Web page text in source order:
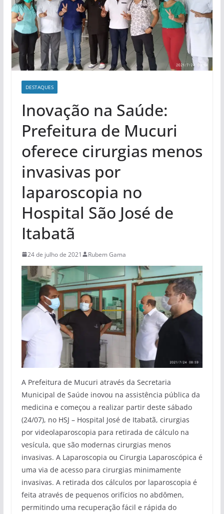
DESTAQUES
Inovação na Saúde:
Prefeitura de Mucuri
oferece cirurgias menos
invasivas por
laparoscopia no
Hospital São José de
Itabatã
24 de julho de 2021 Rubem Gama
A Prefeitura de Mucuri através da Secretaria
Municipal de Saúde inovou na assistência pública da
medicina e começou a realizar partir deste sábado
(24/07), no HSJ – Hospital José de Itabatã, cirurgias
por videolaparoscopia para retirada de cálculo na
vesícula, que são modernas cirurgias menos
invasivas. A Laparoscopia ou Cirurgia Laparoscópica é
uma via de acesso para cirurgias minimamente
invasivas. A retirada dos cálculos por laparoscopia é
feita através de pequenos orifícios no abdômen,
permitindo uma recuperação fácil e rápida do